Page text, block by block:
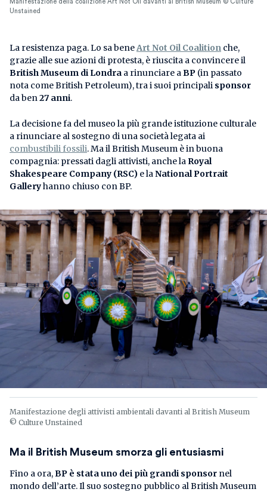
Manifestazione della coalizione Art Not Oil davanti al British Museum © Culture
Unstained
La resistenza paga. Lo sa beneArt Not Oil Coalition che,
grazie alle sue azioni di protesta, è riuscita a convincere il
British Museum di Londra a rinunciare aBP (in passato
nota come British Petroleum), tra i suoi principali sponsor
da ben27 anni.
La decisione fa del museo la più grande istituzione culturale
a rinunciare al sostegno di una società legata ai
combustibili fossili. Ma il British Museum è in buona
compagnia: pressati dagli attivisti, anche la Royal
Shakespeare Company (RSC) e laNational Portrait
Galleryhanno chiuso con BP.
Manifestazione degli attivisti ambientali davanti al British Museum
© Culture Unstained
Ma il British Museum smorza gli entusiasmi
Fino a ora,BP è stata uno dei più grandi sponsor nel
mondo dell’arte. Il suo sostegno pubblico al British Museum